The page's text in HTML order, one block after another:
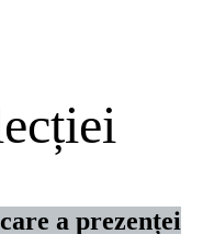
a prezenței